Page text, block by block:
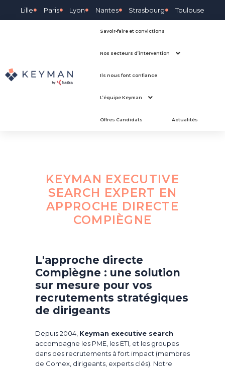
Lille Paris Lyon Nantes Strasbourg Toulouse
Savoir-faire et convictions
Nos secteurs d’intervention
Ils nous font confiance
L’équipe Keyman
Offres Candidats Actualités
KEYMAN EXECUTIVE
SEARCH EXPERT EN
APPROCHE DIRECTE
COMPIÈGNE
L'approche directe
Compiègne : une solution
sur mesure pour vos
recrutements stratégiques
de dirigeants
Depuis 2004, Keyman executive search
accompagne les PME, les ETI, et les groupes
dans des recrutements à fort impact (membres
de Comex, dirigeants, experts clés). Notre